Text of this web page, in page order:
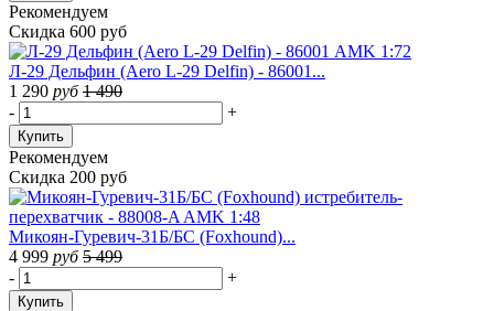
Рекомендуем
Скидка 600 руб
Л-29 Дельфин (Aero L-29 Delfin) - 86001...
1 290 руб 1 490
-
+
Купить
Рекомендуем
Скидка 200 руб
Микоян-Гуревич-31Б/БС (Foxhound)...
4 999 руб 5 499
-
+
Купить